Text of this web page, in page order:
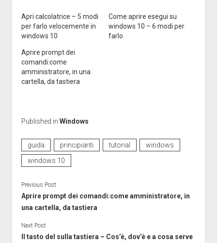
Apri calcolatrice – 5 modi
per farlo velocemente in
windows 10
Come aprire esegui su
windows 10 – 6 modi per
farlo
Aprire prompt dei
comandi:come
amministratore, in una
cartella, da tastiera
Published in Windows
guida principianti tutorial
windows
windows 10
Previous Post
Aprire prompt dei comandi:come amministratore, in
una cartella, da tastiera
Next Post
Il tasto del sulla tastiera – Cos’è, dov’è e a cosa serve